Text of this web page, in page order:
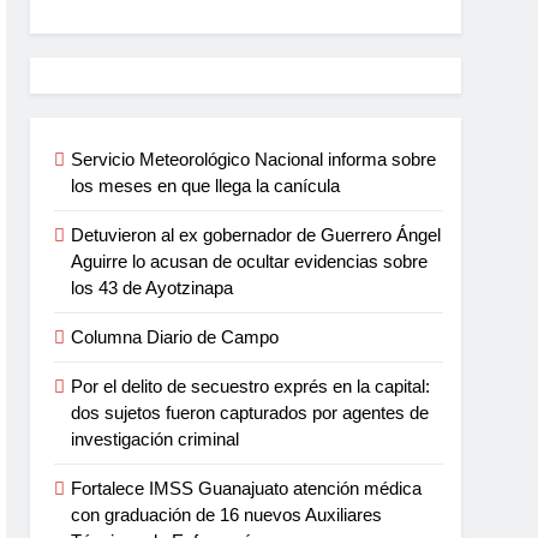
Servicio Meteorológico Nacional informa sobre
los meses en que llega la canícula
Detuvieron al ex gobernador de Guerrero Ángel
Aguirre lo acusan de ocultar evidencias sobre
los 43 de Ayotzinapa
Columna Diario de Campo
Por el delito de secuestro exprés en la capital:
dos sujetos fueron capturados por agentes de
investigación criminal
Fortalece IMSS Guanajuato atención médica
con graduación de 16 nuevos Auxiliares